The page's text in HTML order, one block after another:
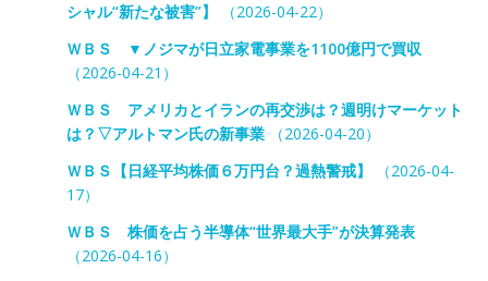
シャル“新たな被害”】
（2026-04-22）
ＷＢＳ ▼ノジマが日立家電事業を1100億円で買収
（2026-04-21）
ＷＢＳ アメリカとイランの再交渉は？週明けマーケット
は？▽アルトマン氏の新事業（2026-04-20）
ＷＢＳ【日経平均株価６万円台？過熱警戒】
（2026-04-
17）
ＷＢＳ 株価を占う半導体“世界最大手”が決算発表
（2026-04-16）